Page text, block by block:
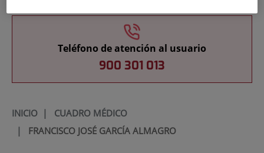
Teléfono de atención al usuario
900 301 013
INICIO| CUADRO MÉDICO
| FRANCISCO JOSÉ GARCÍA ALMAGRO